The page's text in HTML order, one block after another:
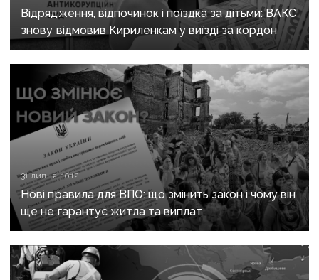
Відрядження, відпочинок і поїздка за дітьми: ВАКС
знову відмовив Кириленкам у виїзді за кордон
31 липня, 10:12
Нові правила для ВПО: що змінить закон і чому він
ще не гарантує житла та виплат